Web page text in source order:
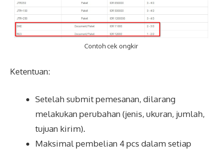
Contoh cek ongkir
Ketentuan:
Setelah submit pemesanan, dilarang
melakukan perubahan (jenis, ukuran, jumlah,
tujuan kirim).
Maksimal pembelian 4 pcs dalam setiap